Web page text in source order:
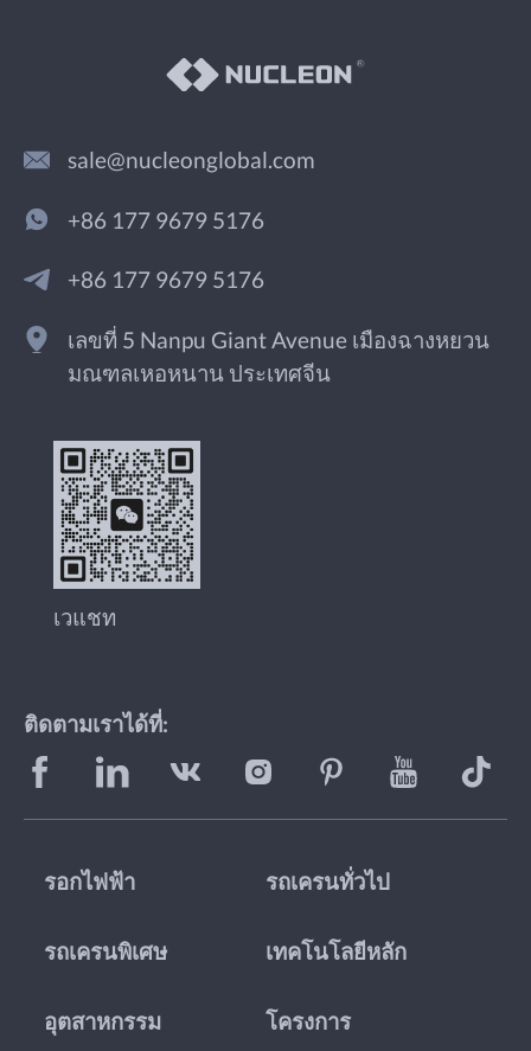
sale@nucleonglobal.com
+86 177 9679 5176
+86 177 9679 5176
เลขที่ 5 Nanpu Giant Avenue เมืองฉางหยวน
มณฑลเหอหนาน ประเทศจีน
เวแชท
ติดตามเราได้ที่:
รอกไฟฟ้า รถเครนทั่วไป
รถเครนพิเศษ เทคโนโลยีหลัก
อุตสาหกรรม โครงการ